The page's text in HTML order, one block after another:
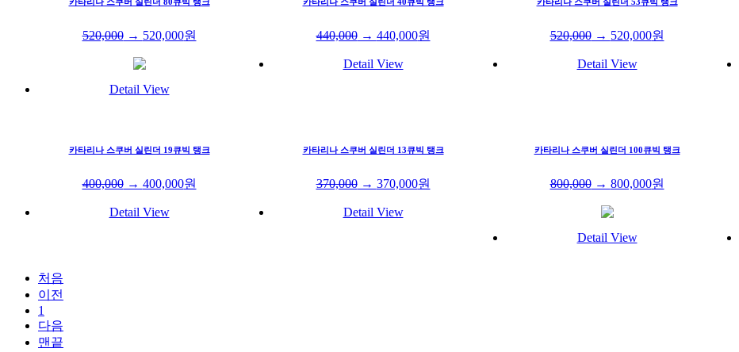
520,000→ 520,000원
Detail View
440,000→ 440,000원
Detail View
520,000→ 520,000원
Detail View
카타리나 스쿠버 실린더 19큐빅 탱크
400,000→ 400,000원
Detail View
카타리나 스쿠버 실린더 13큐빅 탱크
370,000→ 370,000원
Detail View
카타리나 스쿠버 실린더 100큐빅 탱크
800,000→ 800,000원
Detail View
처음
이전
1
다음
맨끝